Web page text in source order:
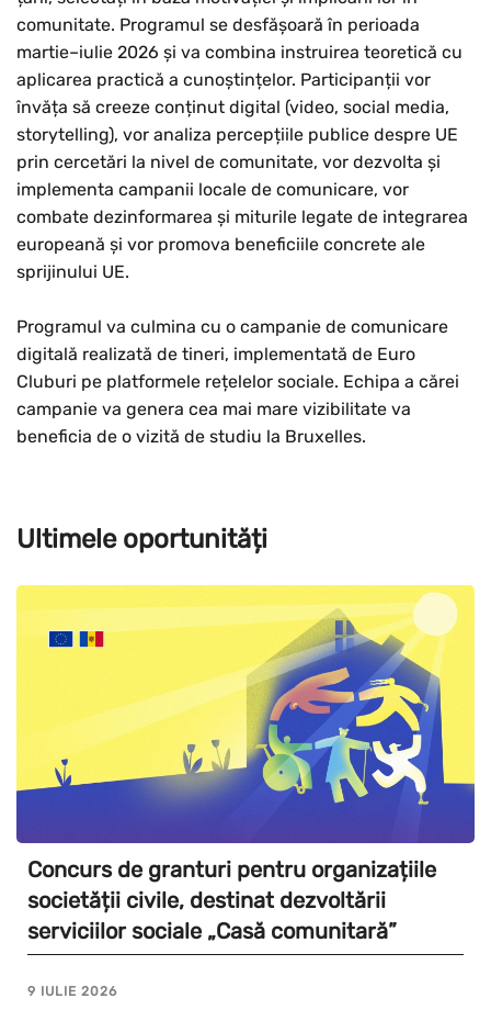
comunitate. Programul se desfășoară în perioada
martie–iulie 2026 și va combina instruirea teoretică cu
aplicarea practică a cunoștințelor. Participanții vor
învăța să creeze conținut digital (video, social media,
storytelling), vor analiza percepțiile publice despre UE
prin cercetări la nivel de comunitate, vor dezvolta și
implementa campanii locale de comunicare, vor
combate dezinformarea și miturile legate de integrarea
europeană și vor promova beneficiile concrete ale
sprijinului UE.
Programul va culmina cu o campanie de comunicare
digitală realizată de tineri, implementată de Euro
Cluburi pe platformele rețelelor sociale. Echipa a cărei
campanie va genera cea mai mare vizibilitate va
beneficia de o vizită de studiu la Bruxelles.
Ultimele oportunități
Concurs de granturi pentru organizațiile
societății civile, destinat dezvoltării
serviciilor sociale „Casă comunitară”
9 IULIE 2026